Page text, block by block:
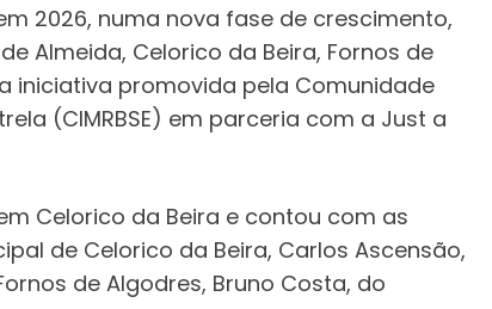
2026, numa nova fase de crescimento,
Almeida, Celorico da Beira, Fornos de
iniciativa promovida pela Comunidade
(CIMRBSE) em parceria com a Just a
Celorico da Beira e contou com as
de Celorico da Beira, Carlos Ascensão,
de Algodres, Bruno Costa, do